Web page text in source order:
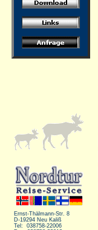
Ernst-Thälmann-Str. 8
D-19294 Neu Kaliß
Tel: 038758-22006